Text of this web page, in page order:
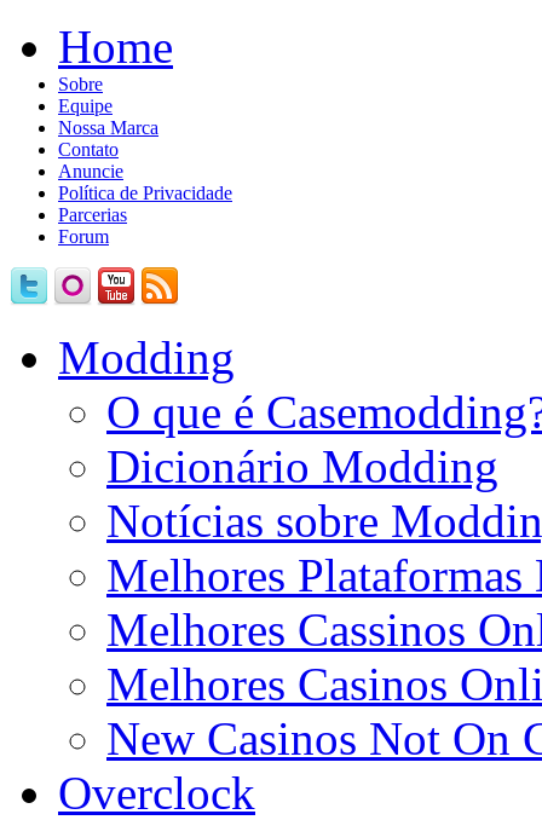
Home
Sobre
Equipe
Nossa Marca
Contato
Anuncie
Política de Privacidade
Parcerias
Forum
Modding
O que é
Dicionário Modding
Notícias sobre
Melhores Plataformas
Melhores Cassinos
Melhores Casinos
New Casinos Not On
Overclock